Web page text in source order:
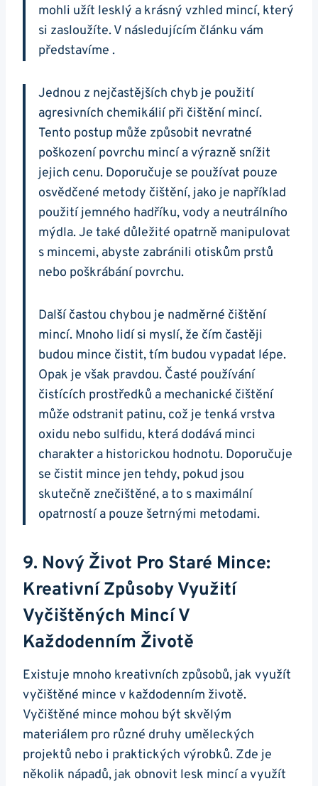
mohli⁢ užít lesklý a krásný vzhled mincí, který
si zasloužíte. V následujícím ⁣článku vám
představíme .
Jednou z ⁢nejčastějších chyb je použití
agresivních chemikálií ⁤při čištění mincí.
Tento ⁣postup může ⁢způsobit nevratné⁤
poškození​ povrchu mincí a výrazně snížit⁤
jejich cenu. Doporučuje se ⁣používat pouze
osvědčené ⁣metody čištění, jako ‍je například
použití ⁤jemného hadříku, vody a neutrálního
mýdla. Je také důležité opatrně manipulovat
s mincemi, abyste ⁢zabránili otiskům prstů
nebo poškrábání povrchu.
Další častou ‍chybou⁣ je nadměrné čištění
mincí. Mnoho lidí⁢ si myslí, že čím častěji
budou mince ‌čistit, tím budou vypadat lépe.
Opak je však pravdou. Časté používání
čistících ‍prostředků a​ mechanické čištění
může odstranit ​patinu, což je tenká‍ vrstva
⁤oxidu nebo sulfidu, která dodává ⁢minci
charakter a historickou hodnotu. Doporučuje
se ‍čistit mince jen tehdy, pokud jsou
skutečně⁣ znečištěné, a to s ​maximální
opatrností a pouze šetrnými metodami.
9. Nový Život Pro Staré Mince:
Kreativní Způsoby Využití
Vyčištěných Mincí⁢ V
Každodenním Životě
Existuje mnoho kreativních ‌způsobů, jak využít
vyčištěné mince v každodenním životě.⁣
Vyčištěné mince mohou⁣ být skvělým
materiálem pro různé druhy uměleckých
projektů nebo i⁢ praktických výrobků. Zde je
několik nápadů, jak obnovit ⁤lesk mincí a‍ využít